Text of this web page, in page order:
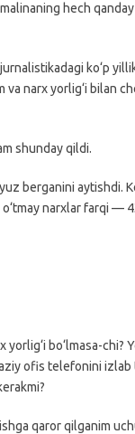
hech
ko‘p
narx yorlig‘i bilan
shunday qildi.
berganini aytishdi.
o‘tmay narxlar farqi —
bo‘lmasa-chi?
ofis telefonini izlab
qaror qilganim